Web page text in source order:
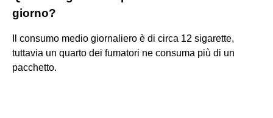
giorno?
Il consumo medio giornaliero è di circa 12 sigarette,
tuttavia un quarto dei fumatori ne consuma più di un
pacchetto.